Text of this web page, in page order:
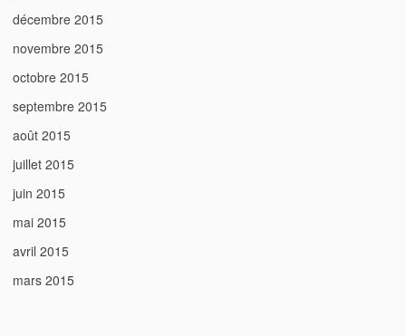
décembre 2015
novembre 2015
octobre 2015
septembre 2015
août 2015
juillet 2015
juin 2015
mai 2015
avril 2015
mars 2015